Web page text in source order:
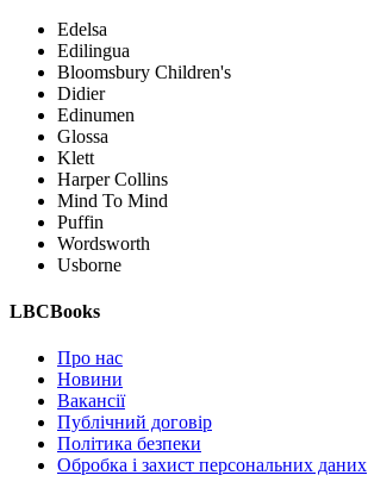
Edelsa
Edilingua
Bloomsbury Children's
Didier
Edinumen
Glossa
Klett
Harper Collins
Mind To Mind
Puffin
Wordsworth
Usborne
LBCBooks
Про нас
Новини
Вакансії
Публічний договір
Політика безпеки
Обробка і захист персональних даних